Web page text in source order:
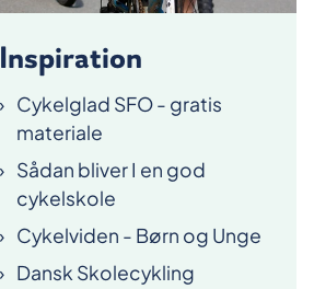
Inspiration
Cykelglad SFO - gratis
materiale
Sådan bliver I en god
cykelskole
Cykelviden - Børn og Unge
Dansk Skolecykling